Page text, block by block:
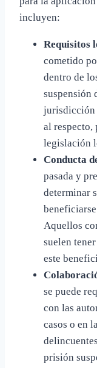
incluyen:
Requisitos
cometido
dentro de
suspensión
jurisdicción
al respecto,
legislación
Conducta
pasada y
determinar
Aquellos
suelen
este
se puede
con las
casos o en
prisión